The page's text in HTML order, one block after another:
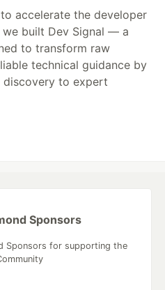
accelerate the developer
we built Dev Signal — a
to transform raw
technical guidance by
to expert
Sponsors
Sponsors for supporting the